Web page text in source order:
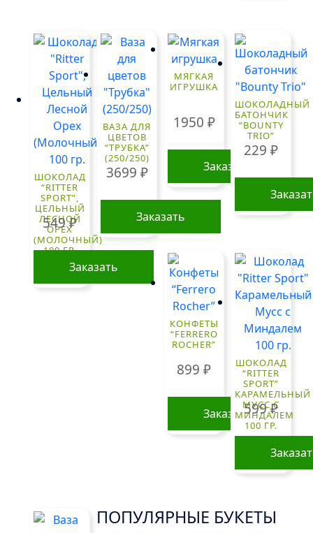
ШОКОЛАД
“RITTER
SPORT”,
ЦЕЛЬНЫЙ
ЛЕСНОЙ
ОРЕХ
(МОЛОЧНЫЙ)
100 ГР.
549₽
Заказать
ВАЗА ДЛЯ
ЦВЕТОВ
“ТРУБКА”
(250/250)
3699 ₽
Заказать
МЯГКАЯ
ИГРУШКА
1950 ₽
Заказать
ШОКОЛАДНЫЙ
БАТОНЧИК
“BOUNTY
TRIO”
229₽
КОНФЕТЫ
“FERRERO
ROCHER”
899₽
Заказать
ШОКОЛАД
“RITTER
SPORT”
КАРАМЕЛЬНЫЙ
МУСС С
МИНДАЛЕМ
100 ГР.
599₽
ПОПУЛЯРНЫЕ БУКЕТЫ